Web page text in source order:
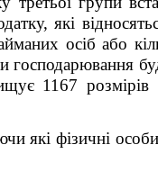
які
осіб або
1167 розмірів
які фізичні